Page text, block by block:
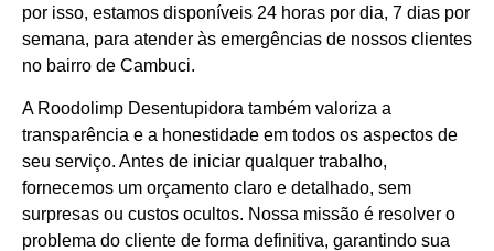
por isso, estamos disponíveis 24 horas por dia, 7 dias por
semana, para atender às emergências de nossos clientes
no bairro de Cambuci.
A Roodolimp Desentupidora também valoriza a
transparência e a honestidade em todos os aspectos de
seu serviço. Antes de iniciar qualquer trabalho,
fornecemos um orçamento claro e detalhado, sem
surpresas ou custos ocultos. Nossa missão é resolver o
problema do cliente de forma definitiva, garantindo sua